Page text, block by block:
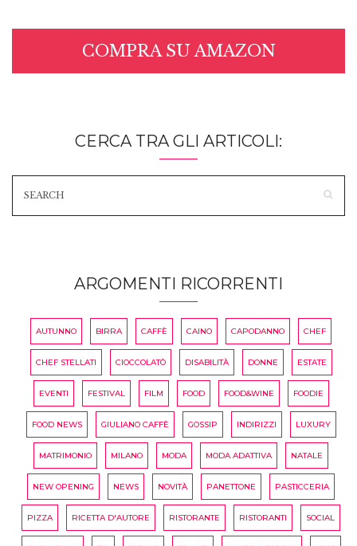
COMPRA SU AMAZON
CERCA TRA GLI ARTICOLI:
ARGOMENTI RICORRENTI
AUTUNNO BIRRA CAFFÈ CAINO CAPODANNO CHEF
CHEF STELLATI CIOCCOLATÒ DISABILITÀ DONNE ESTATE
EVENTI FESTIVAL FILM FOOD FOOD&WINE FOODIE
FOOD NEWS GIULIANO CAFFÈ GOSSIP INDIRIZZI LUXURY
MATRIMONIO MILANO MODA MODA ADATTIVA NATALE
NEW OPENING NEWS NOVITÀ PANETTONE PASTICCERIA
PIZZA RICETTA D'AUTORE RISTORANTE RISTORANTI SOCIAL